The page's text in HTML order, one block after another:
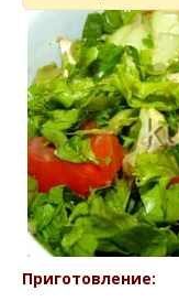
Приготовление: